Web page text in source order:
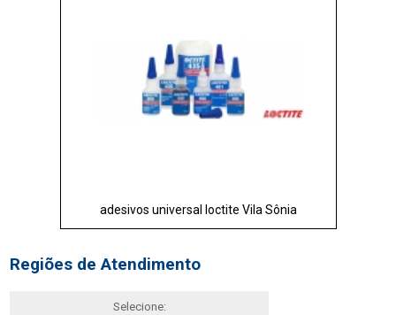
adesivos universal loctite Vila Sônia
Regiões de Atendimento
Selecione: